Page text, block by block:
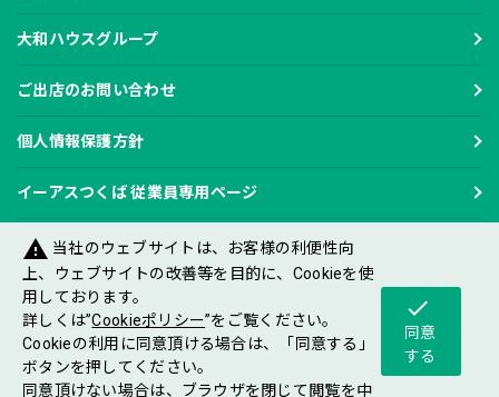
大和ハウスグループ
ご出店のお問い合わせ
個人情報保護方針
イーアスつくば 従業員専用ページ
All rights reserved.
warning 当社のウェブサイトは、お客様の利便性向
上、ウェブサイトの改善等を目的に、Cookieを使
用しております。
詳しくは”Cookieポリシー”をご覧ください。
Cookieの利用に同意頂ける場合は、「同意する」
ボタンを押してください。
同意頂けない場合は、ブラウザを閉じて閲覧を中
check
同意
する